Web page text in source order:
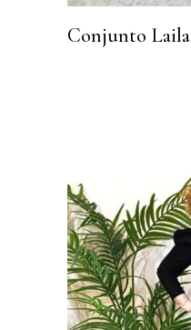
Conjunto Laila